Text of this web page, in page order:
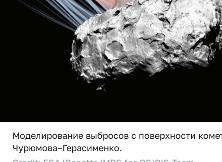
Моделирование выбросов с поверхности
Чурюмова–Герасименко.